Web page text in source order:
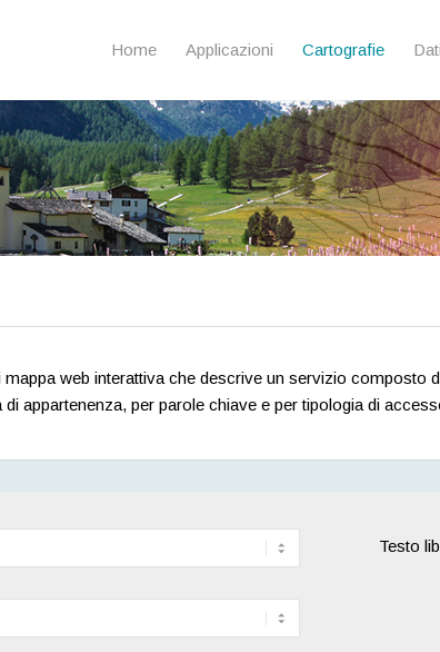
Home Applicazioni Cartografie Dati
mappa web interattiva che descrive un servizio
appartenenza, per parole chiave e per tipologia di
Testo